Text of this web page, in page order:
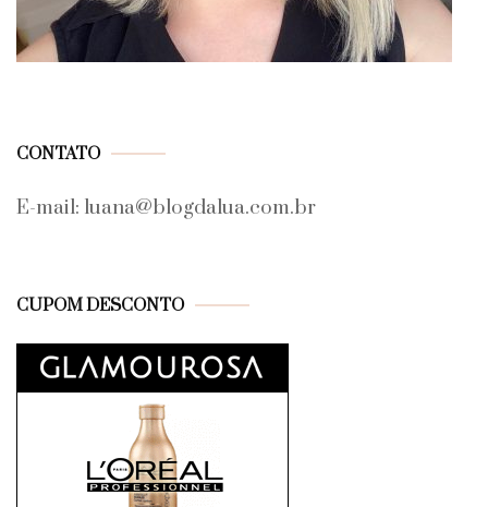
CONTATO
E-mail: luana@blogdalua.com.br
CUPOM DESCONTO